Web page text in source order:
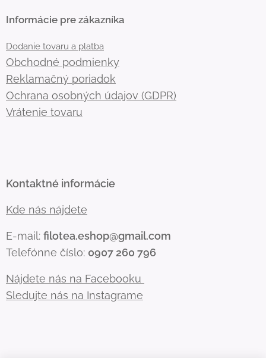
Informácie pre zákazníka
Dodanie tovaru a platba
Obchodné podmienky
Reklamačný poriadok
Ochrana osobných údajov (GDPR)
Vrátenie tovaru
Kontaktné informácie
Kde nás nájdete
E-mail: filotea.eshop@gmail.com
Telefónne číslo: 0907 260 796
Nájdete nás na Facebooku
Sledujte nás na Instagrame